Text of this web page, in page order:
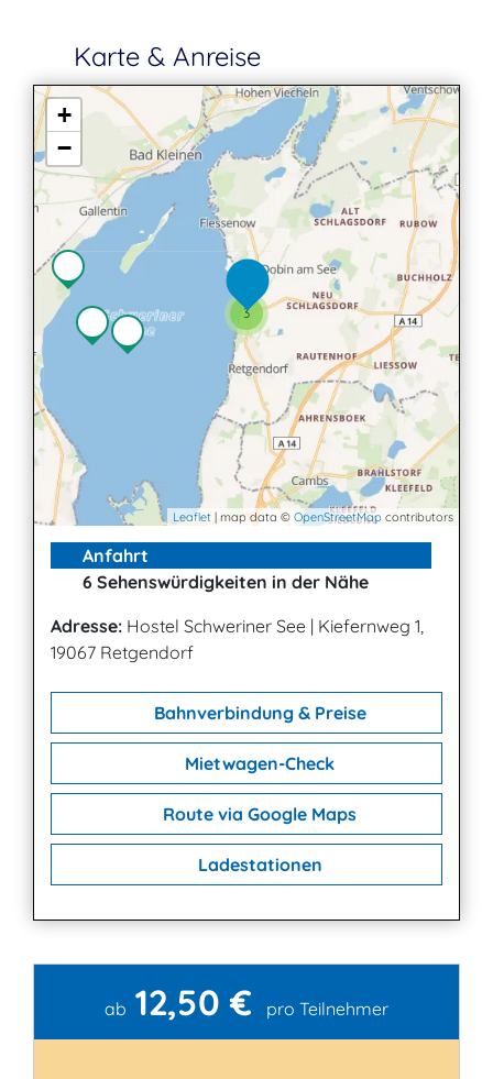
Karte & Anreise
3
+
−
Leaflet | map data © OpenStreetMap contributors
Anfahrt
6 Sehenswürdigkeiten in der Nähe
Adresse: Hostel Schweriner See | Kiefernweg 1,
19067 Retgendorf
Bahnverbindung & Preise
Mietwagen-Check
Route via Google Maps
Ladestationen
Kontakt
ab 12,50 € pro Teilnehmer